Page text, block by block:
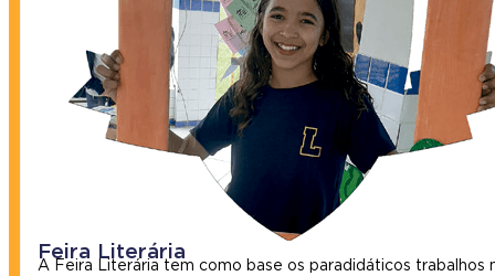
Feira Literária
A Feira Literária tem como base os paradidáticos trabalhos